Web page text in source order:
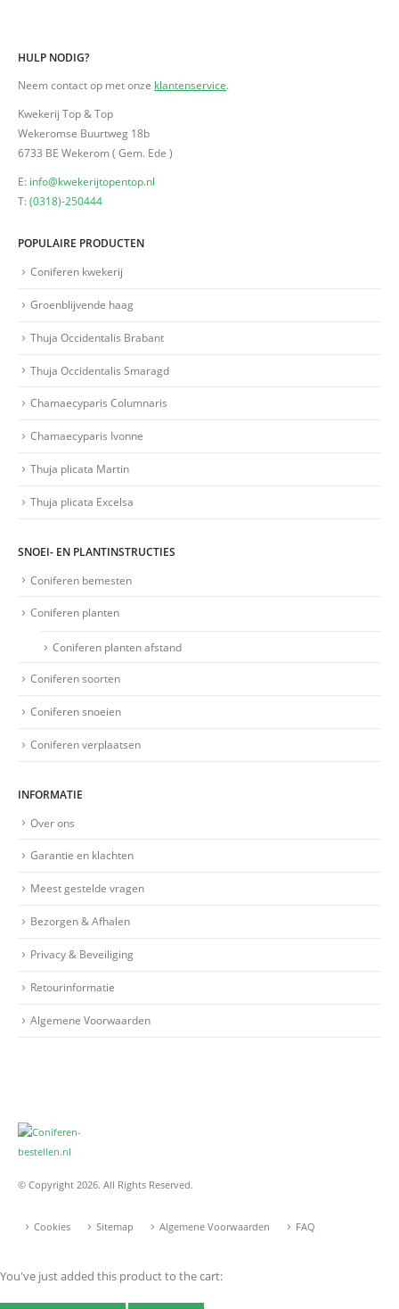
HULP NODIG?
Neem contact op met onze klantenservice.
Kwekerij Top & Top
Wekeromse Buurtweg 18b
6733 BE Wekerom ( Gem. Ede )
E: info@kwekerijtopentop.nl
T:(0318)-250444
POPULAIRE PRODUCTEN
Coniferen kwekerij
Groenblijvende haag
Thuja Occidentalis Brabant
Thuja Occidentalis Smaragd
Chamaecyparis Columnaris
Chamaecyparis Ivonne
Thuja plicata Martin
Thuja plicata Excelsa
SNOEI- EN PLANTINSTRUCTIES
Coniferen bemesten
Coniferen planten
Coniferen planten afstand
Coniferen soorten
Coniferen snoeien
Coniferen verplaatsen
INFORMATIE
Over ons
Garantie en klachten
Meest gestelde vragen
Bezorgen & Afhalen
Privacy & Beveiliging
Retourinformatie
Algemene Voorwaarden
© Copyright 2026. All Rights Reserved.
Cookies Sitemap Algemene Voorwaarden FAQ
You've just added this product to the cart: